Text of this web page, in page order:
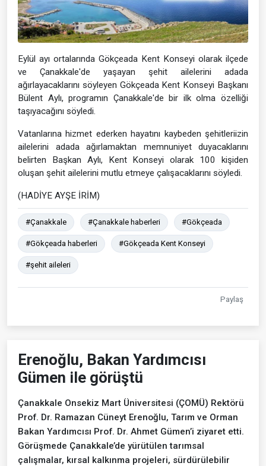
Eylül ayı ortalarında Gökçeada Kent Konseyi olarak ilçede
ve Çanakkale'de yaşayan şehit ailelerini adada
ağırlayacaklarını söyleyen Gökçeada Kent Konseyi Başkanı
Bülent Aylı, programın Çanakkale'de bir ilk olma özelliği
taşıyacağını söyledi.
Vatanlarına hizmet ederken hayatını kaybeden şehitleriizin
ailelerini adada ağırlamaktan memnuniyet duyacaklarını
belirten Başkan Aylı, Kent Konseyi olarak 100 kişiden
oluşan şehit ailelerini mutlu etmeye çalışacaklarını söyledi.
(HADİYE AYŞE İRİM)
#Çanakkale #Çanakkale haberleri #Gökçeada
#Gökçeada haberleri #Gökçeada Kent Konseyi
#şehit aileleri
Paylaş
Erenoğlu, Bakan Yardımcısı
Gümen ile görüştü
Çanakkale Onsekiz Mart Üniversitesi (ÇOMÜ) Rektörü
Prof. Dr. Ramazan Cüneyt Erenoğlu, Tarım ve Orman
Bakan Yardımcısı Prof. Dr. Ahmet Gümen’i ziyaret etti.
Görüşmede Çanakkale’de yürütülen tarımsal
çalışmalar, kırsal kalkınma projeleri, sürdürülebilir